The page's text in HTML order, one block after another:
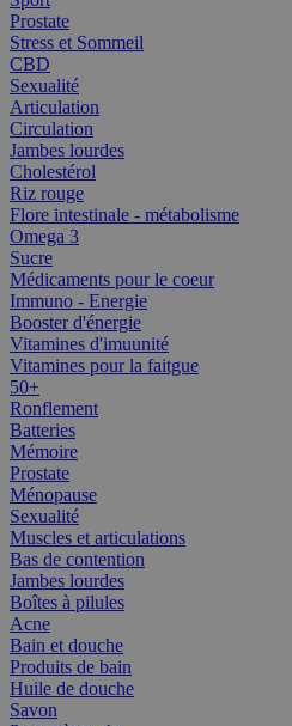
Prostate
Stress et Sommeil
CBD
Sexualité
Articulation
Circulation
Jambes lourdes
Cholestérol
Riz rouge
Flore intestinale - métabolisme
Omega 3
Sucre
Médicaments pour le coeur
Immuno - Energie
Booster d'énergie
Vitamines d'imuunité
Vitamines pour la faitgue
50+
Ronflement
Batteries
Mémoire
Prostate
Ménopause
Sexualité
Muscles et articulations
Bas de contention
Jambes lourdes
Boîtes à pilules
Acne
Bain et douche
Produits de bain
Huile de douche
Savon